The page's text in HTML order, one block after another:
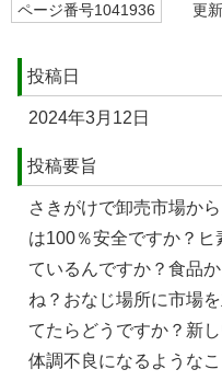
ページ番号1041936 更新
投稿日
2024年3月12日
投稿要旨
さきがけで卸売市場か
は100％安全ですか？
ているんですか？⾷品
ね？おなじ場所に市場
てたらどうですか？新
体調不良になるような